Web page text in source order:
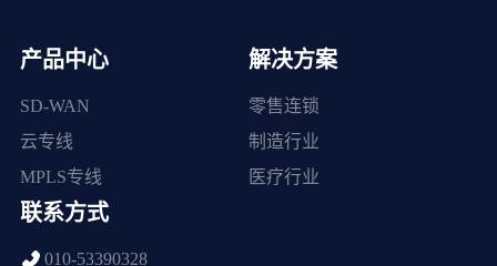
产品中心
SD-WAN
云专线
MPLS专线
解决方案
零售连锁
制造行业
医疗行业
联系方式
010-53390328